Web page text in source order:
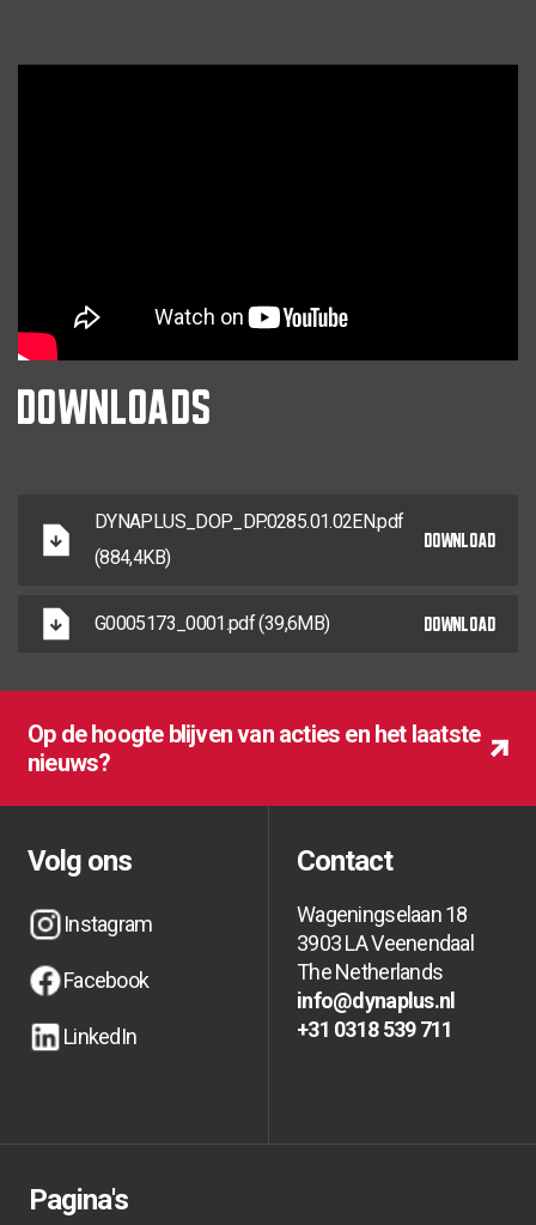
DOWNLOADS
DYNAPLUS_DOP_DP.0285.01.02EN.pdf
(884,4KB)
DOWNLOAD
G0005173_0001.pdf (39,6MB) DOWNLOAD
Op de hoogte blijven van acties en het laatste
nieuws?
Volg ons
Instagram
Instagram
Instagram
Facebook
Facebook
Facebook
LinkedIn
Contact
Wageningselaan 18
3903 LA Veenendaal
The Netherlands
info@dynaplus.nl
info@dynaplus.nl
info@dynaplus.nl
+31 0318 539 711
Pagina's